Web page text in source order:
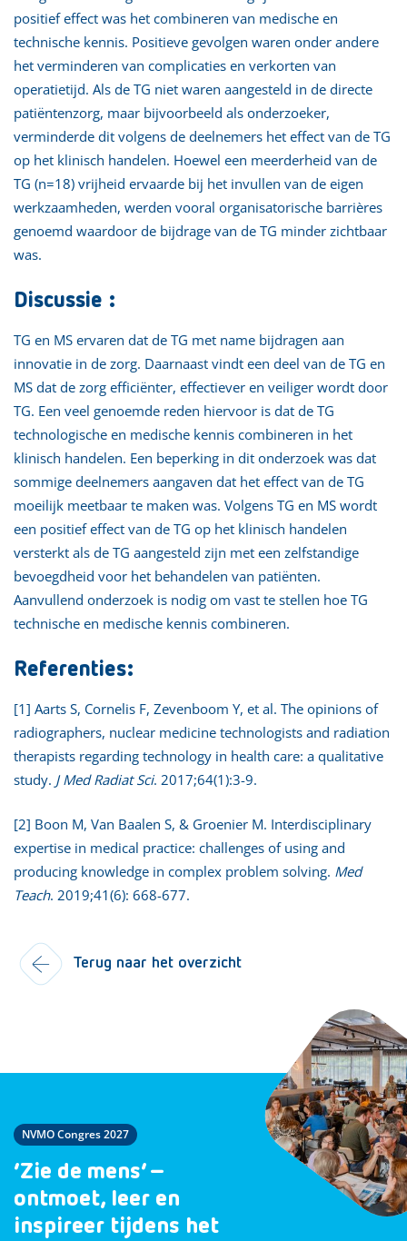
positief effect was het combineren van medische en
technische kennis. Positieve gevolgen waren onder andere
het verminderen van complicaties en verkorten van
operatietijd. Als de TG niet waren aangesteld in de directe
patiëntenzorg, maar bijvoorbeeld als onderzoeker,
verminderde dit volgens de deelnemers het effect van de TG
op het klinisch handelen. Hoewel een meerderheid van de
TG (n=18) vrijheid ervaarde bij het invullen van de eigen
werkzaamheden, werden vooral organisatorische barrières
genoemd waardoor de bijdrage van de TG minder zichtbaar
was.
Discussie :
TG en MS ervaren dat de TG met name bijdragen aan
innovatie in de zorg. Daarnaast vindt een deel van de TG en
MS dat de zorg efficiënter, effectiever en veiliger wordt door
TG. Een veel genoemde reden hiervoor is dat de TG
technologische en medische kennis combineren in het
klinisch handelen. Een beperking in dit onderzoek was dat
sommige deelnemers aangaven dat het effect van de TG
moeilijk meetbaar te maken was. Volgens TG en MS wordt
een positief effect van de TG op het klinisch handelen
versterkt als de TG aangesteld zijn met een zelfstandige
bevoegdheid voor het behandelen van patiënten.
Aanvullend onderzoek is nodig om vast te stellen hoe TG
technische en medische kennis combineren.
Referenties:
[1] Aarts S, Cornelis F, Zevenboom Y, et al. The opinions of
radiographers, nuclear medicine technologists and radiation
therapists regarding technology in health care: a qualitative
study. J Med Radiat Sci. 2017;64(1):3-9.
[2] Boon M, Van Baalen S, & Groenier M. Interdisciplinary
expertise in medical practice: challenges of using and
producing knowledge in complex problem solving. Med
Teach. 2019;41(6): 668-677.
Terug naar het overzicht
NVMO Congres 2027
‘Zie de mens’ –
ontmoet, leer en
inspireer tijdens het